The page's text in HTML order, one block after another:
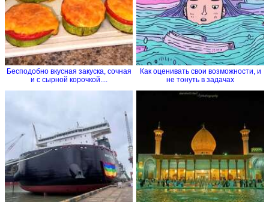
Бесподобно вкусная закуска, сочная
и с сырной корочкой....
Как оценивать свои возможности, и
не тонуть в задачах